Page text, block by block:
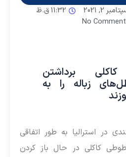
2, 2021
11:32 ق.ظ
No
برداشتن
زباله را به
در استرالیا به طور اتفاقی
کاکلی در حال باز کردن